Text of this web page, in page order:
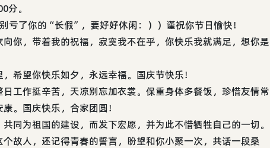
分。
了你的“长假”，要好好休闲：））谨祝你节日愉快！
你，带着我的祝福，寂寞我不在乎，你快乐我就满足，想你是
希望你快乐如夕，永远幸福。国庆节快乐！
工作挺辛苦，天凉别忘加衣裳。保重身体多餐饭，珍惜友情常
。国庆快乐，合家团圆！
同为祖国的建设，而发下宏愿，并为此不惜牺牲自己的一切。
故人，还记得青春的誓言，盼望和你小聚一次，共话一段桑